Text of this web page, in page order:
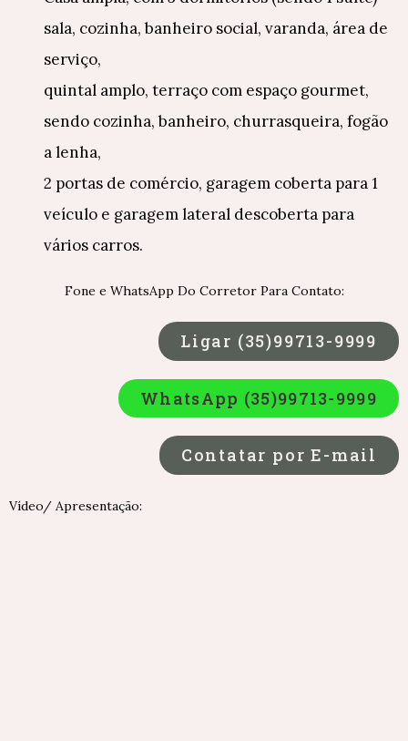
sala, cozinha, banheiro social, varanda, área de
serviço,
quintal amplo, terraço com espaço gourmet,
sendo cozinha, banheiro, churrasqueira, fogão
a lenha,
2 portas de comércio, garagem coberta para 1
veículo e garagem lateral descoberta para
vários carros.
Fone e WhatsApp Do Corretor Para Contato:
Ligar (35)99713-9999
WhatsApp (35)99713-9999
Contatar por E-mail
Vídeo/ Apresentação: